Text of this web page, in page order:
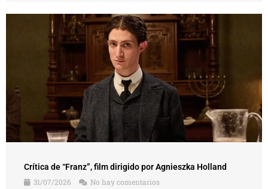
Crítica de “Franz”, film dirigido por Agnieszka Holland
31/07/2026
No hay comentarios